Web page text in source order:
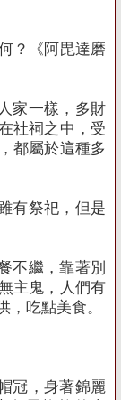
？《阿毘達磨
家一樣，多財
社祠之中，受
都屬於這種多
有祭祀，但是
不繼，靠著別
主鬼，人們有
吃點美食。
冠，身著錦麗